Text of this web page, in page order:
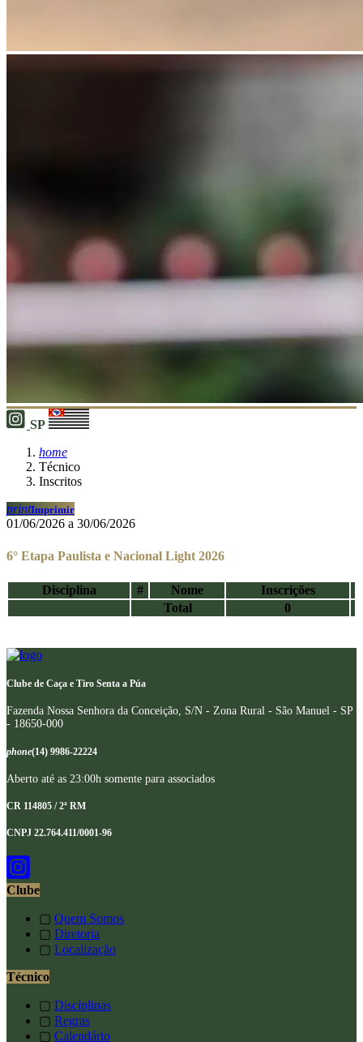
SP
home
Técnico
Inscritos
printImprimir
01/06/2026 a 30/06/2026
6° Etapa Paulista e Nacional Light 2026
Disciplina # Nome
Inscrições
Total
0
Clube de Caça e Tiro Senta a Púa
Fazenda Nossa Senhora da Conceição, S/N - Zona Rural - São Manuel - SP
- 18650-000
phone(14) 9986-22224
Aberto até as 23:00h somente para associados
CR 114805 / 2ª RM
CNPJ 22.764.411/0001-96
Clube
▢ Quem Somos
▢ Diretoria
▢ Localização
Técnico
▢ Disciplinas
▢ Regras
▢ Calendário